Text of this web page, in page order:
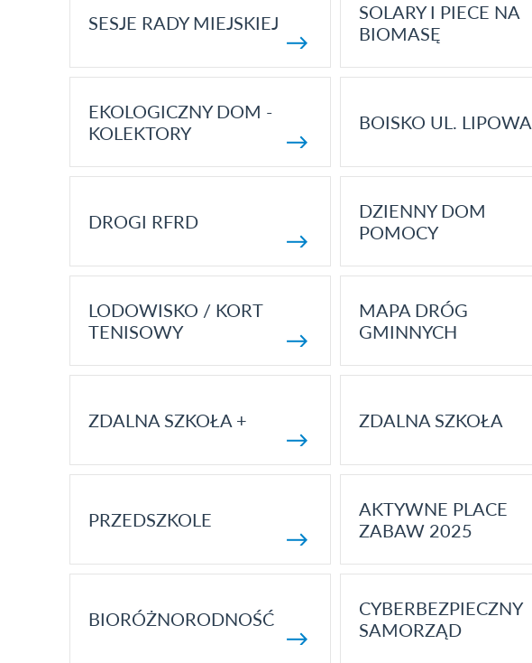
SESJE RADY MIEJSKIEJ
SOLARY I PIECE NA
BIOMASĘ
EKOLOGICZNY DOM -
KOLEKTORY
BOISKO UL. LIPOWA
DROGI RFRD
DZIENNY DOM
POMOCY
LODOWISKO / KORT
TENISOWY
MAPA DRÓG
GMINNYCH
ZDALNA SZKOŁA + ZDALNA SZKOŁA
PRZEDSZKOLE
AKTYWNE PLACE
ZABAW 2025
BIORÓŻNORODNOŚĆ
CYBERBEZPIECZNY
SAMORZĄD